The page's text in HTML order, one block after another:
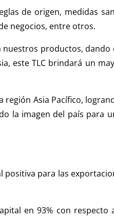
de origen, medidas
negocios, entre otros.
productos,
este TLC brindará un
región Asia Pacífico,
la imagen del país para
para las
en 93% con